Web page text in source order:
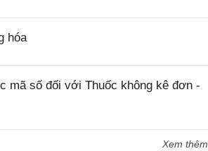
hóa
mã số đối với Thuốc không kê đơn -
Xem thêm